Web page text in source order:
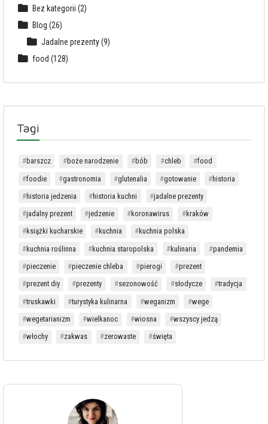
Bez kategorii (2)
Blog (26)
Jadalne prezenty(9)
food (128)
Tagi
barszcz boże narodzenie bób chleb
food
foodie
gastronomia glutenalia gotowanie
historia
historia jedzenia
historia kuchni
jadalne prezenty
jadalny prezent
jedzenie koronawirus
kraków
książki kucharskie
kuchnia
kuchnia polska
kuchnia roślinna
kuchnia staropolska kulinaria
pandemia
pieczenie
pieczenie chleba pierogi
prezent
prezent diy
prezenty sezonowość słodycze
tradycja
truskawki
turystyka kulinarna weganizm
wege
wegetarianizm
wielkanoc wiosna
wszyscy jedzą
włochy
zakwas zerowaste święta